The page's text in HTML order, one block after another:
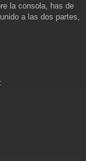
la consola, has de
a las dos partes,